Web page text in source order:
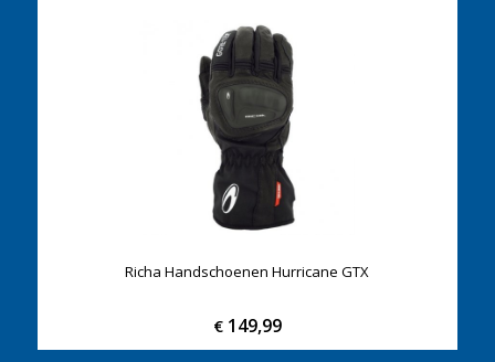
Richa Handschoenen Hurricane GTX
€149,99